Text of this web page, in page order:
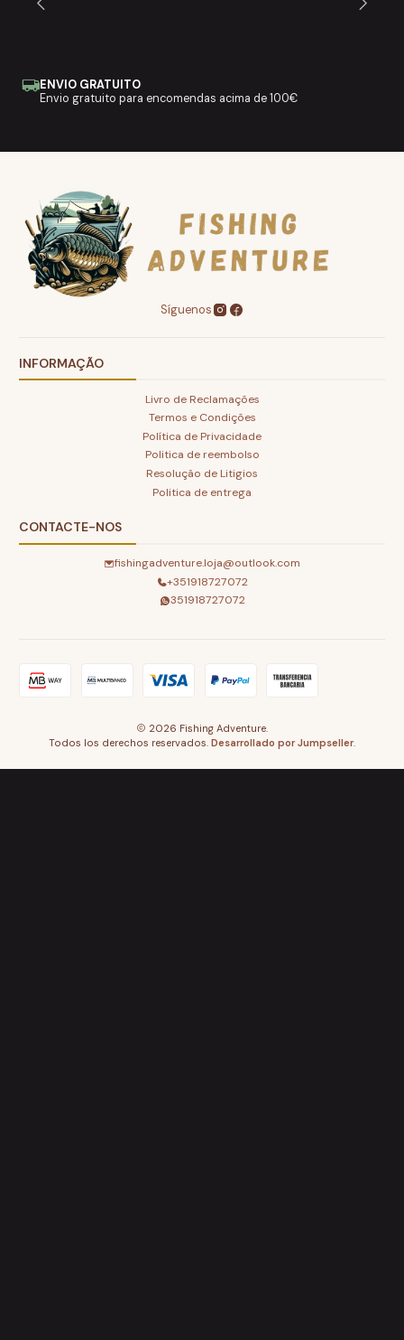
ENVIO GRATUITO
Envio gratuito para encomendas acima de 100€
Síguenos
INFORMAÇÃO
Livro de Reclamações
Termos e Condições
Política de Privacidade
Politica de reembolso
Resolução de Litigios
Politica de entrega
CONTACTE-NOS
fishingadventure.loja@outlook.com
+351918727072
351918727072
2026 Fishing Adventure.
Todos los derechos reservados. Desarrollado por Jumpseller.